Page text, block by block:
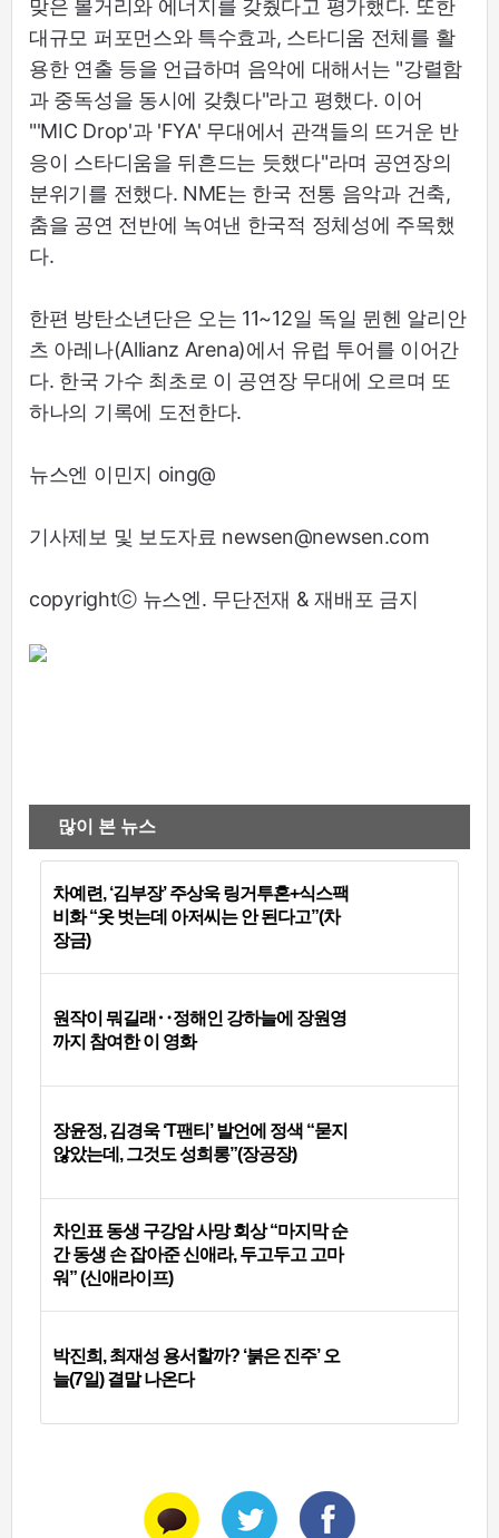
맞은 볼거리와 에너지를 갖췄다고 평가했다. 또한
대규모 퍼포먼스와 특수효과, 스타디움 전체를 활
용한 연출 등을 언급하며 음악에 대해서는 "강렬함
과 중독성을 동시에 갖췄다"라고 평했다. 이어
"'MIC Drop'과 'FYA' 무대에서 관객들의 뜨거운 반
응이 스타디움을 뒤흔드는 듯했다"라며 공연장의
분위기를 전했다. NME는 한국 전통 음악과 건축,
춤을 공연 전반에 녹여낸 한국적 정체성에 주목했
다.
한편 방탄소년단은 오는 11~12일 독일 뮌헨 알리안
츠 아레나(Allianz Arena)에서 유럽 투어를 이어간
다. 한국 가수 최초로 이 공연장 무대에 오르며 또
하나의 기록에 도전한다.
뉴스엔 이민지 oing@
기사제보 및 보도자료 newsen@newsen.com
copyrightⓒ 뉴스엔. 무단전재 & 재배포 금지
많이 본 뉴스
차예련, ‘김부장’ 주상욱 링거투혼+식스팩
비화 “옷 벗는데 아저씨는 안 된다고”(차
장금)
원작이 뭐길래‥정해인 강하늘에 장원영
까지 참여한 이 영화
장윤정, 김경욱 ‘T팬티’ 발언에 정색 “묻지
않았는데, 그것도 성희롱”(장공장)
차인표 동생 구강암 사망 회상 “마지막 순
간 동생 손 잡아준 신애라, 두고두고 고마
워” (신애라이프)
박진희, 최재성 용서할까? ‘붉은 진주’ 오
늘(7일) 결말 나온다